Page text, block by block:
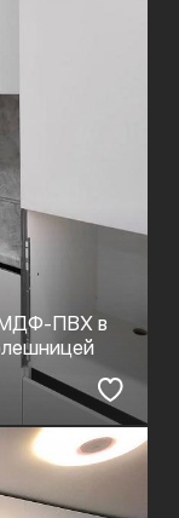
МДФ-ПВХ в